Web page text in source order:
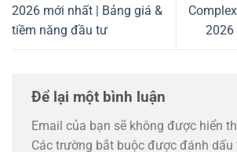
2026 mới nhất | Bảng giá &
tiềm năng đầu tư
2026
Để lại một bình luận
Email của bạn sẽ không được hiển
Các trường bắt buộc được đánh dấu